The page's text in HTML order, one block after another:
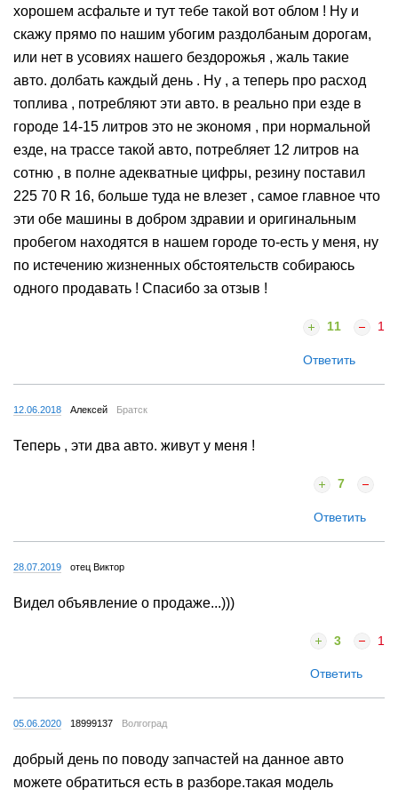
хорошем асфальте и тут тебе такой вот облом ! Ну и
скажу прямо по нашим убогим раздолбаным дорогам,
или нет в усовиях нашего бездорожья , жаль такие
авто. долбать каждый день . Ну , а теперь про расход
топлива , потребляют эти авто. в реально при езде в
городе 14-15 литров это не экономя , при нормальной
езде, на трассе такой авто, потребляет 12 литров на
сотню , в полне адекватные цифры, резину поставил
225 70 R 16, больше туда не влезет , самое главное что
эти обе машины в добром здравии и оригинальным
пробегом находятся в нашем городе то-есть у меня, ну
по истечению жизненных обстоятельств собираюсь
одного продавать ! Спасибо за отзыв !
11 1
Ответить
12.06.2018 Алексей Братск
Теперь , эти два авто. живут у меня !
7
Ответить
28.07.2019 отец Виктор
Видел объявление о продаже...)))
3 1
Ответить
05.06.2020 18999137 Волгоград
добрый день по поводу запчастей на данное авто
можете обратиться есть в разборе.такая модель